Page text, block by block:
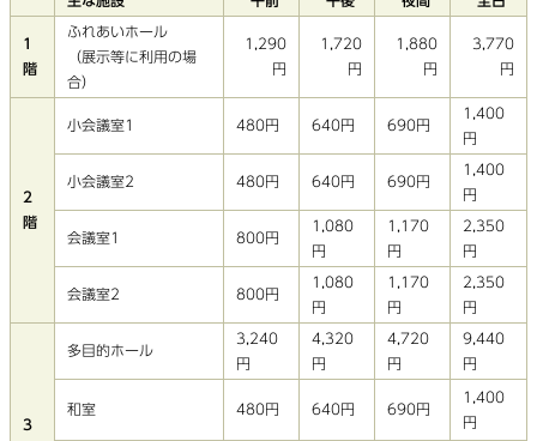
1
階
ふれあいホール
（展示等に利用の場
合）
1,290
円
1,720
円
1,880
円
3,770
円
2
階
小会議室1 480円 640円 690円
1,400
円
小会議室2 480円 640円 690円
1,400
円
会議室1 800円
1,080
円
1,170
円
2,350
円
会議室2 800円
1,080
円
1,170
円
2,350
円
3
多目的ホール
3,240
円
4,320
円
4,720
円
9,440
円
和室 480円 640円 690円
1,400
円